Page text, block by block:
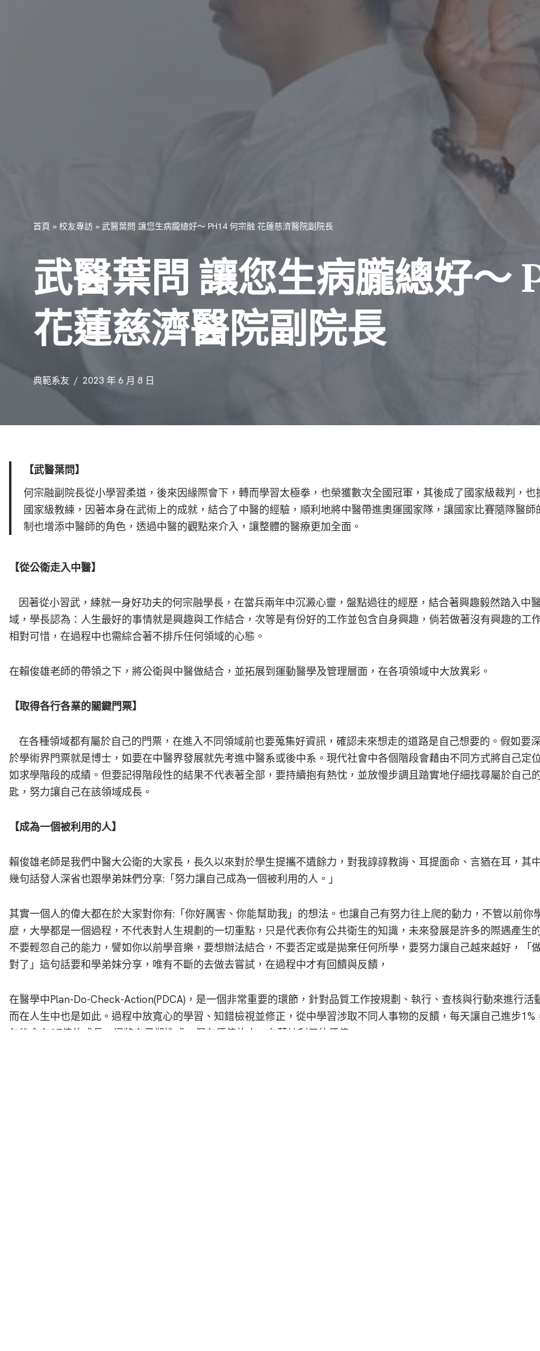
首頁 » 校友專訪 » 武醫葉問 讓您生病朧總好～ PH14 何宗融 花蓮慈濟醫院副院長
武醫葉問 讓您生病朧總好～
花蓮慈濟醫院副院長
典範系友 2023 年 6 月 8 日
【武醫葉問】
何宗融副院長從小學習柔道，後來因緣際會下，轉而學習太極拳，也榮獲數次全國冠軍，其後成了國家級裁判，也
國家級教練，因著本身在武術上的成就，結合了中醫的經驗，順利地將中醫帶進奧運國家隊，讓國家比賽隨隊醫師
制也增添中醫師的角色，透過中醫的觀點來介入，讓整體的醫療更加全面。
【從公衛走入中醫】
因著從小習武，練就一身好功夫的何宗融學長，在當兵兩年中沉澱心靈，盤點過往的經歷，結合著興趣毅然踏入中
域，學長認為：人生最好的事情就是興趣與工作結合，次等是有份好的工作並包含自身興趣，倘若做著沒有興趣的工
相對可惜，在過程中也需綜合著不排斥任何領域的心態。
在賴俊雄老師的帶領之下，將公衛與中醫做結合，並拓展到運動醫學及管理層面，在各項領域中大放異彩。
【取得各行各業的關鍵門票】
在各種領域都有屬於自己的門票，在進入不同領域前也要蒐集好資訊，確認未來想走的道路是自己想要的。假如要
於學術界門票就是博士，如要在中醫界發展就先考進中醫系或後中系。現代社會中各個階段會藉由不同方式將自己定位
如求學階段的成績。但要記得階段性的結果不代表著全部，要持續抱有熱忱，並放慢步調且踏實地仔細找尋屬於自己
匙，努力讓自己在該領域成長。
【成為一個被利用的人】
賴俊雄老師是我們中醫大公衛的大家長，長久以來對於學生提攜不遺餘力，對我諄諄教誨、耳提面命、言猶在耳，其
幾句話發人深省也跟學弟妹們分享:「努力讓自己成為一個被利用的人。」
其實一個人的偉大都在於大家對你有:「你好厲害、你能幫助我」的想法。也讓自己有努力往上爬的動力，不管以前你
麼，大學都是一個過程，不代表對人生規劃的一切重點，只是代表你有公共衛生的知識，未來發展是許多的際遇產生的
不要輕忽自己的能力，譬如你以前學音樂，要想辦法結合，不要否定或是拋棄任何所學，要努力讓自己越來越好，「
對了」這句話要和學弟妹分享，唯有不斷的去做去嘗試，在過程中才有回饋與反饋，
在醫學中Plan-Do-Check-Action(PDCA)，是一個非常重要的環節，針對品質工作按規劃、執行、查核與行動來進行活
而在人生中也是如此。過程中放寬心的學習、知錯檢視並修正，從中學習涉取不同人事物的反饋，每天讓自己進步1%
年後會有37倍的成長，得將自己塑造成一個有價值的人，有著被利用的價值。